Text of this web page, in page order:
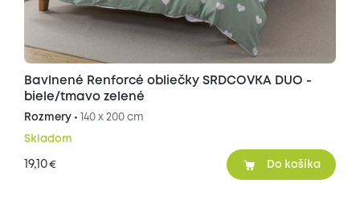
Bavlnené Renforcé obliečky SRDCOVKA DUO -
biele/tmavo zelené
Rozmery • 140 x 200 cm
Skladom
19,10€ Do košíka